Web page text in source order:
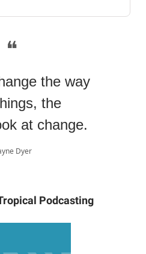
❝
the way
the
at change.
Dyer
Podcasting